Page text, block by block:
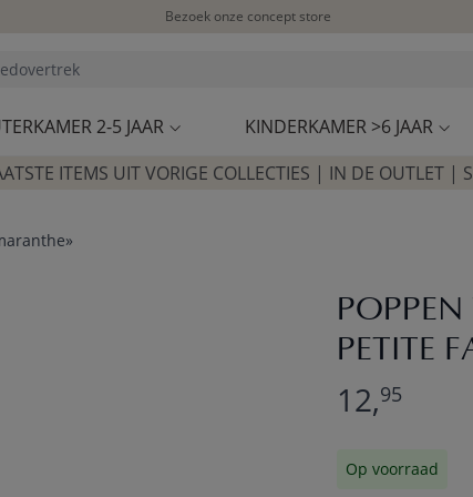
Bezoek onze concept store
2-5 JAAR KINDERKAMER >6 JAAR
ITEMS UIT VORIGE COLLECTIES | IN DE OUTLET |
PETITE
12,95
Op voorraad